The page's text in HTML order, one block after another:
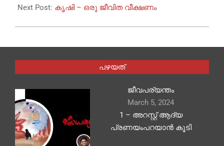
Next Post: കൃഷി – ഒരു ജീവിത വീക്ഷണം
പഴയത്
ജീവപര്യന്തം
March 5, 2024
1 – അറസ്റ്റ് ആദ്യ
പ്രണയംപറയാൻ കൂടി